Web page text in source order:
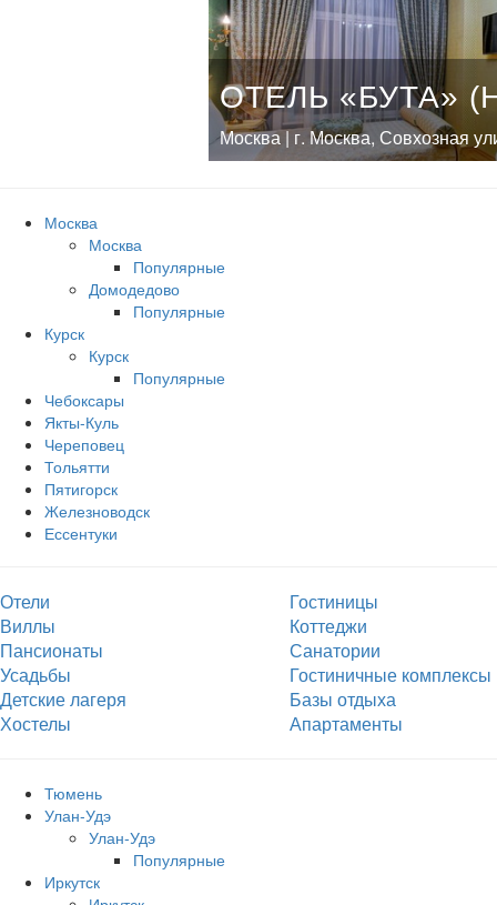
ОТЕЛЬ «БУТА»
Москва | г. Москва, Совхозная
Москва
Москва
Популярные
Домодедово
Популярные
Курск
Курск
Популярные
Чебоксары
Якты-Куль
Череповец
Тольятти
Пятигорск
Железноводск
Ессентуки
Отели
Гостиницы
Виллы
Коттеджи
Пансионаты
Санатории
Усадьбы
Гостиничные комплексы
Детские лагеря
Базы отдыха
Хостелы
Апартаменты
Тюмень
Улан-Удэ
Улан-Удэ
Популярные
Иркутск